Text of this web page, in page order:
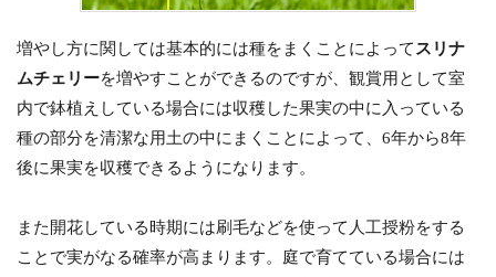
増やし方に関しては基本的には種をまくことによって スリナ
ムチェリーを増やすことができるのですが、観賞用として室
内で鉢植えしている場合には収穫した果実の中に入っている
種の部分を清潔な用土の中にまくことによって、6年から8年
後に果実を収穫できるようになります。
また開花している時期には刷毛などを使って人工授粉をする
ことで実がなる確率が高まります。庭で育てている場合には